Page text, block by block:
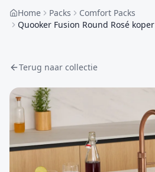
Home Packs
Comfort Packs
Quooker Fusion Round Rosé koper
Terug naar collectie